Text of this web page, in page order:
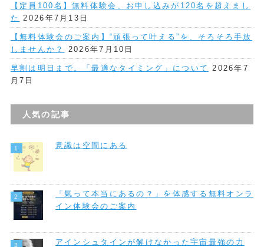
【定員100名】無料体験会、お申し込みが120名を超えまし
た
2026年7月13日
【無料体験会のご案内】“頑張って叶える”を、そろそろ手放
しませんか？
2026年7月10日
早割は明日まで。「最適なタイミング」について
2026年7
月7日
人気の記事
意識は空間にある
「氣って本当にあるの？」を体感する無料オンラ
イン体験会のご案内
アインシュタインが解けなかった宇宙最強の力